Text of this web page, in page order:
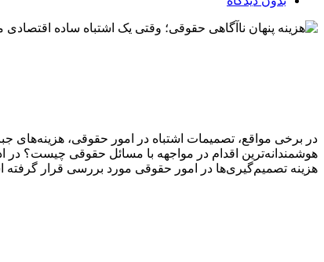
در برخی مواقع، تصمیمات اشتباه در امور حقوقی، هزینه‌های
هوشمندانه‌ترین اقدام در مواجهه با مسائل حقوقی چیست؟
هزینه تصمیم‌گیری‌ها در امور حقوقی مورد بررسی قرار